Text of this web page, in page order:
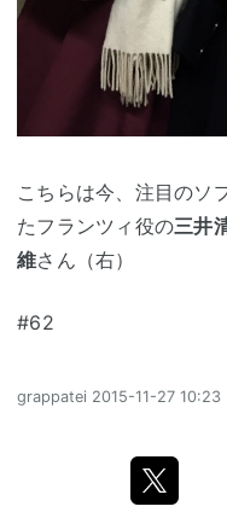
こちらは今、注目のソ
たフランツィ役の三井
維さん（右）
#62
grappatei 2015-11-27 10:23